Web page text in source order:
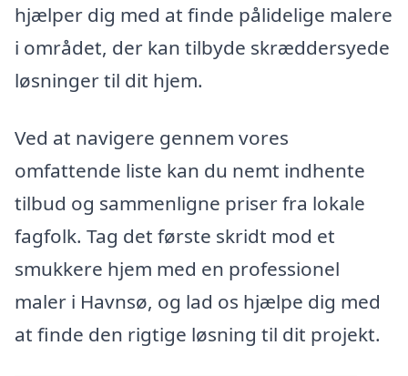
hjælper dig med at finde pålidelige malere
i området, der kan tilbyde skræddersyede
løsninger til dit hjem.
Ved at navigere gennem vores
omfattende liste kan du nemt indhente
tilbud og sammenligne priser fra lokale
fagfolk. Tag det første skridt mod et
smukkere hjem med en professionel
maler i Havnsø, og lad os hjælpe dig med
at finde den rigtige løsning til dit projekt.